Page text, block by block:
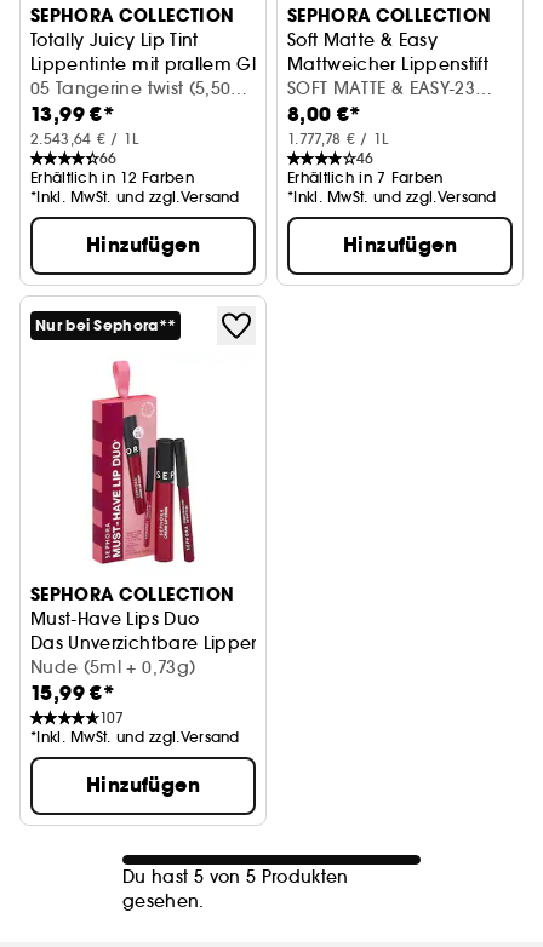
SEPHORA COLLECTION
Totally Juicy Lip Tint
Lippentinte mit prallem Glanz
05 Tangerine twist (5,50
ml)
13,99 €*
2.543,64 € / 1L
66
Erhältlich in 12 Farben
*Inkl. MwSt. und zzgl.Versand
Hinzufügen
SEPHORA COLLECTION
Soft Matte & Easy
Mattweicher Lippenstift
SOFT MATTE & EASY-23
LESS IS MORE 1
8,00 €*
1.777,78 € / 1L
46
Erhältlich in 7 Farben
*Inkl. MwSt. und zzgl.Versand
Hinzufügen
Nur bei Sephora**
SEPHORA COLLECTION
Must-Have Lips Duo
Das Unverzichtbare Lippenduo
Nude (5ml + 0,73g)
15,99 €*
107
*Inkl. MwSt. und zzgl.Versand
Hinzufügen
Du hast 5 von 5 Produkten
gesehen.